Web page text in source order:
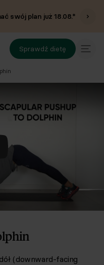
swój plan już18.08.*
Sprawdź dietę
(downward-facing